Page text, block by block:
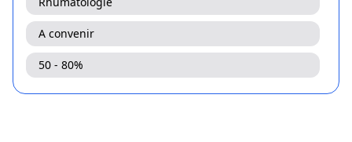
A convenir
50 - 80%